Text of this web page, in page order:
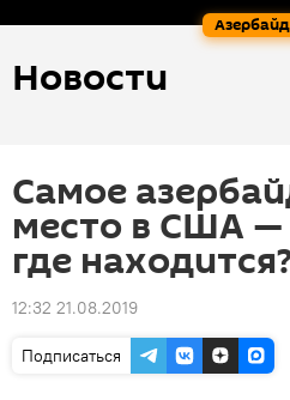
Новости
Самое
место в США —
где
12:32 21.08.2019
Подписаться